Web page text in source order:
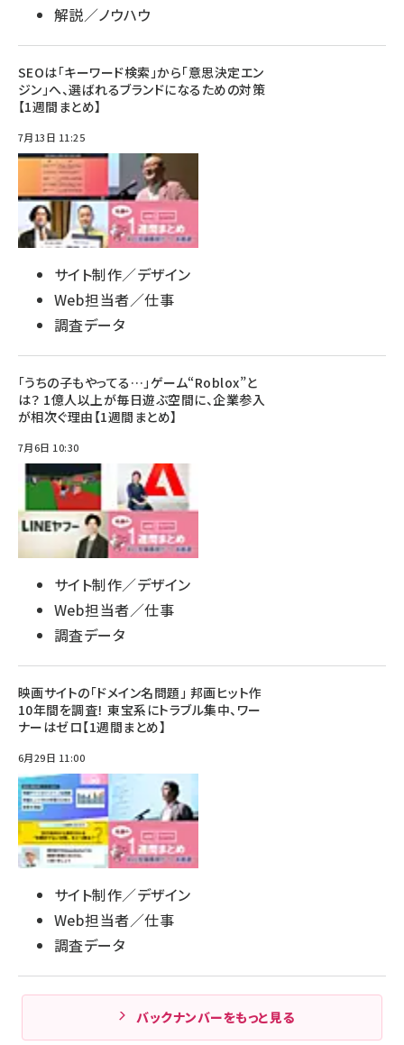
解説／ノウハウ
SEOは「キーワード検索」から「意思決定エン
ジン」へ、選ばれるブランドになるための対策
【1週間まとめ】
7月13日 11:25
サイト制作／デザイン
Web担当者／仕事
調査データ
「うちの子もやってる…」ゲーム“Roblox”と
は？ 1億人以上が毎日遊ぶ空間に、企業参入
が相次ぐ理由【1週間まとめ】
7月6日 10:30
サイト制作／デザイン
Web担当者／仕事
調査データ
映画サイトの「ドメイン名問題」 邦画ヒット作
10年間を調査！ 東宝系にトラブル集中、ワー
ナーはゼロ【1週間まとめ】
6月29日 11:00
サイト制作／デザイン
Web担当者／仕事
調査データ
バックナンバーをもっと見る